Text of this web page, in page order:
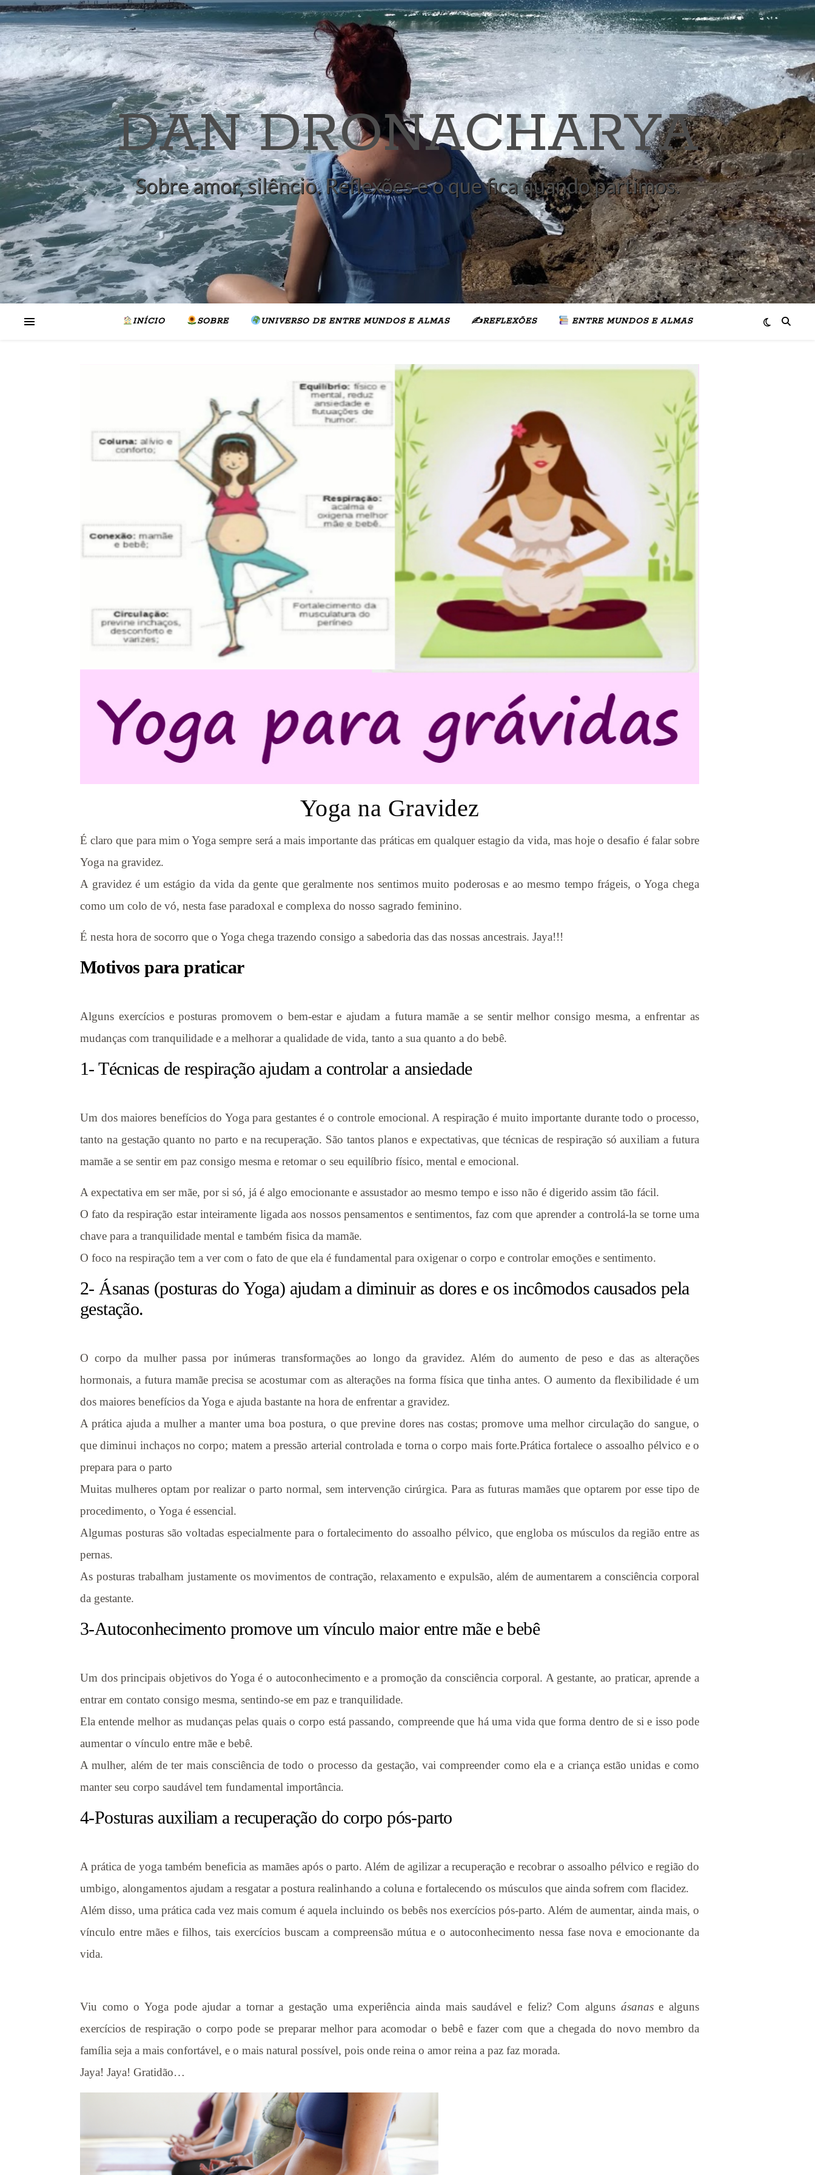
DAN DRONACHARYA
Sobre amor, silêncio. Reflexões e o que fica quando partimos.
INÍCIO SOBRE UNIVERSO DE ENTRE MUNDOS E ALMAS ✍️REFLEXÕES ENTRE MUNDOS E ALMAS
Yoga na Gravidez
É claro que para mim o Yoga sempre será a mais importante das práticas em qualquer estagio da vida, mas hoje o desafio é falar sobre
Yoga na gravidez.
A gravidez é um estágio da vida da gente que geralmente nos sentimos muito poderosas e ao mesmo tempo frágeis, o Yoga chega
como um colo de vó, nesta fase paradoxal e complexa do nosso sagrado feminino.
É nesta hora de socorro que o Yoga chega trazendo consigo a sabedoria das das nossas ancestrais. Jaya!!!
Motivos para praticar
Alguns exercícios e posturas promovem o bem-estar e ajudam a futura mamãe a se sentir melhor consigo mesma, a enfrentar as
mudanças com tranquilidade e a melhorar a qualidade de vida, tanto a sua quanto a do bebê.
1- Técnicas de respiração ajudam a controlar a ansiedade
Um dos maiores benefícios do Yoga para gestantes é o controle emocional. A respiração é muito importante durante todo o processo,
tanto na gestação quanto no parto e na recuperação. São tantos planos e expectativas, que técnicas de respiração só auxiliam a futura
mamãe a se sentir em paz consigo mesma e retomar o seu equilíbrio físico, mental e emocional.
A expectativa em ser mãe, por si só, já é algo emocionante e assustador ao mesmo tempo e isso não é digerido assim tão fácil.
O fato da respiração estar inteiramente ligada aos nossos pensamentos e sentimentos, faz com que aprender a controlá-la se torne uma
chave para a tranquilidade mental e também fisica da mamãe.
O foco na respiração tem a ver com o fato de que ela é fundamental para oxigenar o corpo e controlar emoções e sentimento.
2- Ásanas (posturas do Yoga) ajudam a diminuir as dores e os incômodos causados pela
gestação.
O corpo da mulher passa por inúmeras transformações ao longo da gravidez. Além do aumento de peso e das as alterações
hormonais, a futura mamãe precisa se acostumar com as alterações na forma física que tinha antes. O aumento da flexibilidade é um
dos maiores benefícios da Yoga e ajuda bastante na hora de enfrentar a gravidez.
A prática ajuda a mulher a manter uma boa postura, o que previne dores nas costas; promove uma melhor circulação do sangue, o
que diminui inchaços no corpo; matem a pressão arterial controlada e torna o corpo mais forte.Prática fortalece o assoalho pélvico e o
prepara para o parto
Muitas mulheres optam por realizar o parto normal, sem intervenção cirúrgica. Para as futuras mamães que optarem por esse tipo de
procedimento, o Yoga é essencial.
Algumas posturas são voltadas especialmente para o fortalecimento do assoalho pélvico, que engloba os músculos da região entre as
pernas.
As posturas trabalham justamente os movimentos de contração, relaxamento e expulsão, além de aumentarem a consciência corporal
da gestante.
3-Autoconhecimento promove um vínculo maior entre mãe e bebê
Um dos principais objetivos do Yoga é o autoconhecimento e a promoção da consciência corporal. A gestante, ao praticar, aprende a
entrar em contato consigo mesma, sentindo-se em paz e tranquilidade.
Ela entende melhor as mudanças pelas quais o corpo está passando, compreende que há uma vida que forma dentro de si e isso pode
aumentar o vínculo entre mãe e bebê.
A mulher, além de ter mais consciência de todo o processo da gestação, vai compreender como ela e a criança estão unidas e como
manter seu corpo saudável tem fundamental importância.
4-Posturas auxiliam a recuperação do corpo pós-parto
A prática de yoga também beneficia as mamães após o parto. Além de agilizar a recuperação e recobrar o assoalho pélvico e região do
umbigo, alongamentos ajudam a resgatar a postura realinhando a coluna e fortalecendo os músculos que ainda sofrem com flacidez.
Além disso, uma prática cada vez mais comum é aquela incluindo os bebês nos exercícios pós-parto. Além de aumentar, ainda mais, o
vínculo entre mães e filhos, tais exercícios buscam a compreensão mútua e o autoconhecimento nessa fase nova e emocionante da
vida.
Viu como o Yoga pode ajudar a tornar a gestação uma experiência ainda mais saudável e feliz? Com alguns ásanase alguns
exercícios de respiração o corpo pode se preparar melhor para acomodar o bebê e fazer com que a chegada do novo membro da
família seja a mais confortável, e o mais natural possível, pois onde reina o amor reina a paz faz morada.
Jaya! Jaya! Gratidão…